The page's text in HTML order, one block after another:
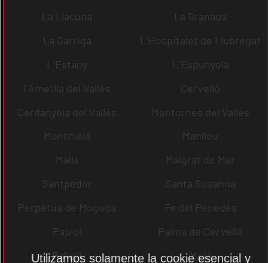
La Llacuna
La Granada
La Garriga
L´Hospitalet de Llobregat
L´Estany
L´Espunyola
l´Ametlla del Vallès
Cervelló
Cerdanyola del Vallès
Montornès del Vallès
Montmeló
Manlleu
Malla
Malgrat de Mar
Santpedor
Santa Susanna
Perpètua de Mogoda
Fe del Penedès
Papiol
Palma de Cervelló
Pallejà
Moià
Utilizamos solamente la cookie esencial y